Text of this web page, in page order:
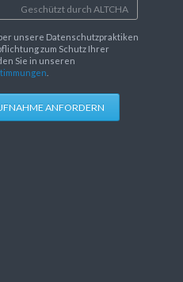
Geschützt durch ALTCHA
unsere Datenschutzpraktiken
zum Schutz Ihrer
Sie in unseren
ANFORDERN